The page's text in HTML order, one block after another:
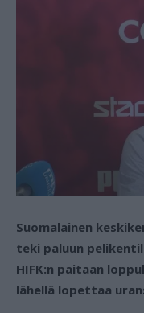
Suomalainen
teki paluun
HIFK:n paitaan
lähellä lopettaa